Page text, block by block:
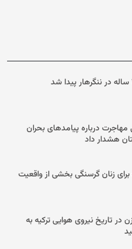
مهاجرت درباره پیامدهای بحران
هشدار داد
برای زنان گرسنگی بخشی از واقعیت
در تاریخ نیروی هوایی ترکیه به